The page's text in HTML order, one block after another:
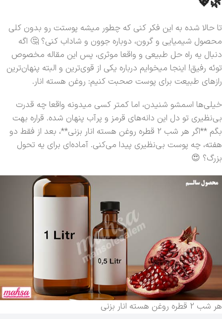
تا حالا شده به این فکر کنی که چطور میشه پوستت رو بدون کلی
محصول شیمیایی و گرون، دوباره جوون و شاداب کنی؟ 🤔 اگه
دنبال یه راه حل طبیعی و واقعا موثری، پس این مقاله مخصوص
توئه رفیق! اینجا میخوایم درباره یکی از قوی‌ترین و البته پنهان‌ترین
رازهای طبیعت برای پوست صحبت کنیم: روغن هسته انار.
خیلی‌ها اسمشو شنیدن، اما کمتر کسی میدونه واقعا چه قدرت
بی‌نظیری تو دل این دانه‌های قرمز و پرآب پنهان شده. قراره بهت
بگم **اگر هر شب 2 قطره روغن هسته انار بزنی**، بعد از فقط دو
هفته، چه پوست بی‌نظیری پیدا می‌کنی. آماده‌ای برای یه تحول
بزرگ؟ 😍
هر شب 2 قطره روغن هسته انار بزنی